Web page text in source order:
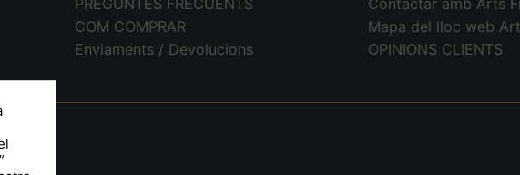
COM COMPRAR
Enviaments / Devolucions
Mapa del lloc web
OPINIONS CLIENTS